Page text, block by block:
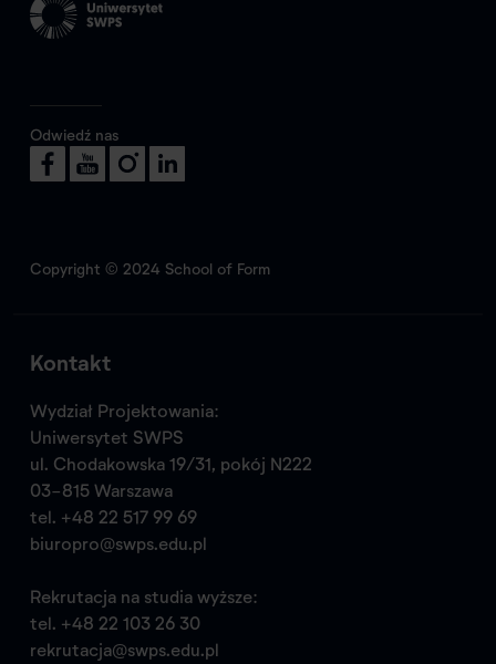
Odwiedź nas
Copyright © 2024 School of Form
Kontakt
Wydział Projektowania:
Uniwersytet SWPS
ul. Chodakowska 19/31, pokój N222
03-815 Warszawa
tel. +48 22 517 99 69
biuropro@swps.edu.pl
Rekrutacja na studia wyższe:
tel. +48 22 103 26 30
rekrutacja@swps.edu.pl